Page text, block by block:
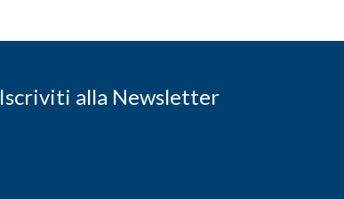
Iscriviti alla Newsletter